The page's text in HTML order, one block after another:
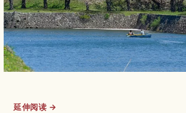
延伸阅读 →